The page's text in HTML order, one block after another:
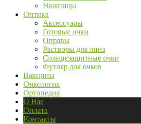
Ножницы
Оптика
Аксессуары
Готовые очки
Оправы
Растворы для линз
Солнцезащитные очки
Футляр для очков
Вакцины
Онкология
Ортопедия
О Нас
Оплата
Контакты